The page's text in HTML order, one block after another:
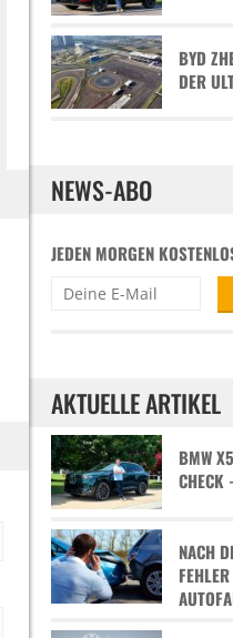
BYD
DER
NEWS-ABO
JEDEN MORGEN
AKTUELLE ARTIKEL
BMW
HECK -
NACH